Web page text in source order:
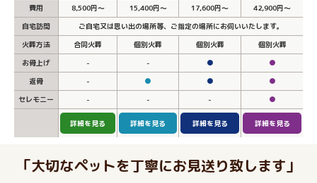
費用
8,500円～ 15,400円～ 17,600円～
42,900円～
自宅訪問
ご自宅又は思い出の場所等、ご指定の場所にお伺いいたします。
火葬方法
合同火葬 個別火葬 個別火葬
個別火葬
お骨上げ
- - ●
●
返骨
- ● ●
●
セレモニー
- - - ●
詳細を見る 詳細を見る 詳細を見る 詳細を見る
「大切なペットを丁寧にお見送り致します」